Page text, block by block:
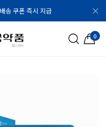
송 쿠폰 즉시 지급
0